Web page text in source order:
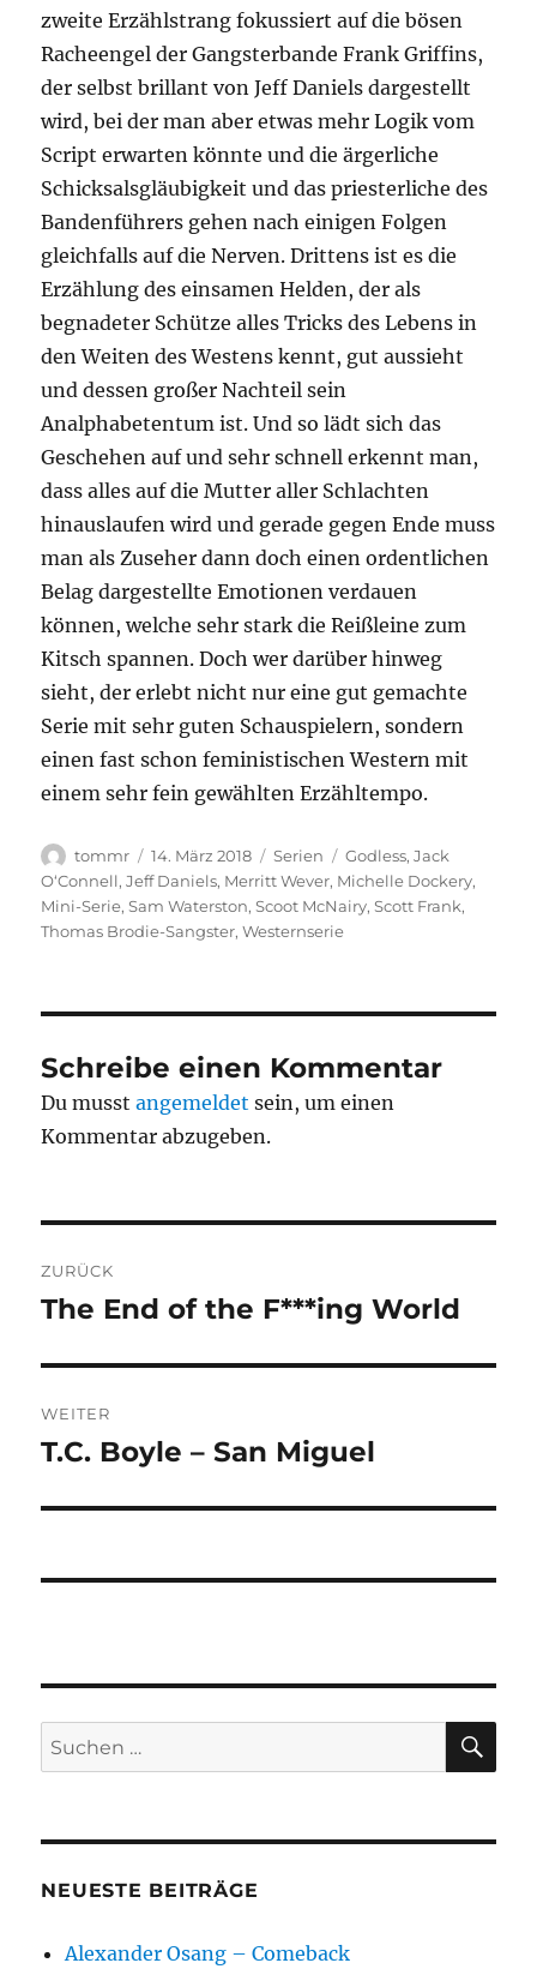
zweite Erzählstrang fokussiert auf die bösen
Racheengel der Gangsterbande Frank Griffins,
der selbst brillant von Jeff Daniels dargestellt
wird, bei der man aber etwas mehr Logik vom
Script erwarten könnte und die ärgerliche
Schicksalsgläubigkeit und das priesterliche des
Bandenführers gehen nach einigen Folgen
gleichfalls auf die Nerven. Drittens ist es die
Erzählung des einsamen Helden, der als
begnadeter Schütze alles Tricks des Lebens in
den Weiten des Westens kennt, gut aussieht
und dessen großer Nachteil sein
Analphabetentum ist. Und so lädt sich das
Geschehen auf und sehr schnell erkennt man,
dass alles auf die Mutter aller Schlachten
hinauslaufen wird und gerade gegen Ende muss
man als Zuseher dann doch einen ordentlichen
Belag dargestellte Emotionen verdauen
können, welche sehr stark die Reißleine zum
Kitsch spannen. Doch wer darüber hinweg
sieht, der erlebt nicht nur eine gut gemachte
Serie mit sehr guten Schauspielern, sondern
einen fast schon feministischen Western mit
einem sehr fein gewählten Erzähltempo.
Autor
tommr
Veröffentlicht
am
14. März 2018 Kategorien
Serien Schlagwörter
Godless,Jack
O‘Connell,Jeff Daniels, Merritt Wever, Michelle Dockery,
Mini-Serie,Sam Waterston,Scoot McNairy,Scott Frank,
Thomas Brodie-Sangster,Westernserie
Schreibe einen Kommentar
Du musstangemeldet sein, um einen
Kommentar abzugeben.
ZURÜCK
Vorheriger
The End of the F***ing World
WEITER
Nächster
T.C. Boyle – San Miguel
Suchen
nach:
NEUESTE BEITRÄGE
Alexander Osang – Comeback